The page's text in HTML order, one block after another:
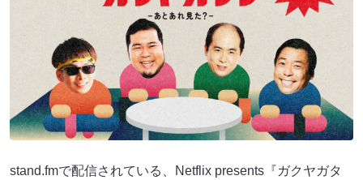
stand.fmで配信されている、Netflix presents『ガクヤガタ